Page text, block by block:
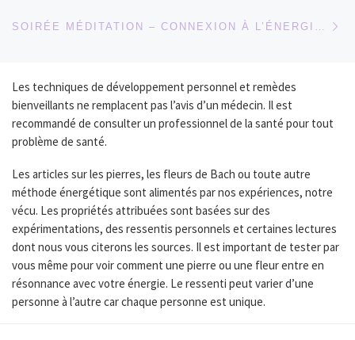
Les techniques de développement personnel et remèdes
bienveillants ne remplacent pas l’avis d’un médecin. Il est
recommandé de consulter un professionnel de la santé pour tout
problème de santé.
Les articles sur les pierres, les fleurs de Bach ou toute autre
méthode énergétique sont alimentés par nos expériences, notre
vécu. Les propriétés attribuées sont basées sur des
expérimentations, des ressentis personnels et certaines lectures
dont nous vous citerons les sources. Il est important de tester par
vous même pour voir comment une pierre ou une fleur entre en
résonnance avec votre énergie. Le ressenti peut varier d’une
personne à l’autre car chaque personne est unique.